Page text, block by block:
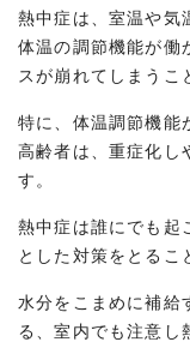
熱中症は、室温や気
体温の調節機能が働
スが崩れてしまうこ
特に、体温調節機能
高齢者は、重症化し
す。
熱中症は誰にでも起
とした対策をとるこ
水分をこまめに補給
る、室内でも注意し